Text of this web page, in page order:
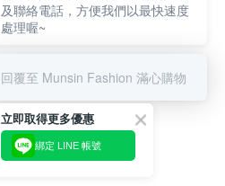
及聯絡電話，方便我們以最快速度
處理喔~
回覆至 Munsin Fashion 滿心購物
立即取得更多優惠
綁定 LINE 帳號